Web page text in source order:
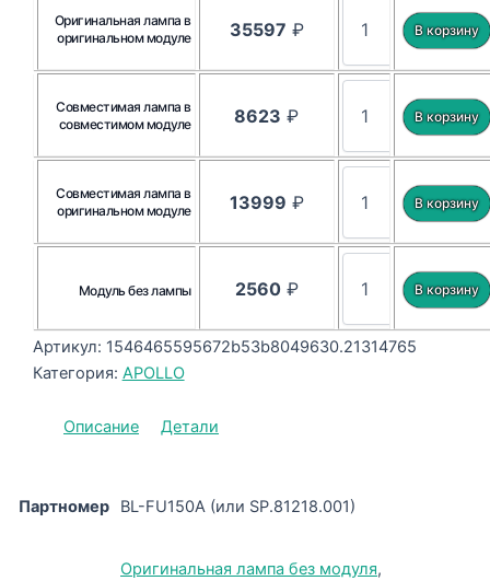
Оригинальная лампа в
оригинальном модуле
35597 ₽
Совместимая лампа в
совместимом модуле
8623 ₽
Совместимая лампа в
оригинальном модуле
13999 ₽
Модуль без лампы 2560₽
Артикул: 1546465595672b53b8049630.21314765
Категория: APOLLO
Описание Детали
Партномер BL-FU150A (или SP.81218.001)
Оригинальная лампа без модуля,